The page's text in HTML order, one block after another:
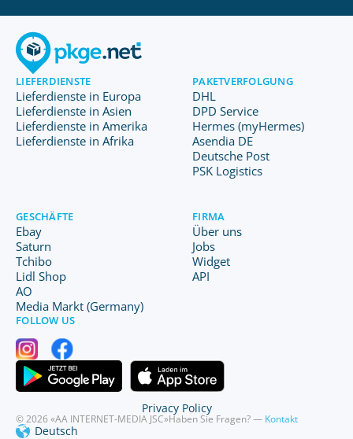
LIEFERDIENSTE
Lieferdienste in Europa
Lieferdienste in Asien
Lieferdienste in Amerika
Lieferdienste in Afrika
PAKETVERFOLGUNG
DHL
DPD Service
Hermes (myHermes)
Asendia DE
Deutsche Post
PSK Logistics
GESCHÄFTE
Ebay
Saturn
Tchibo
Lidl Shop
AO
Media Markt (Germany)
FIRMA
Über uns
Jobs
Widget
API
FOLLOW US
© 2026 «AA INTERNET-MEDIA JSC»Haben Sie Fragen? — Kontakt
Deutsch
Privacy Policy